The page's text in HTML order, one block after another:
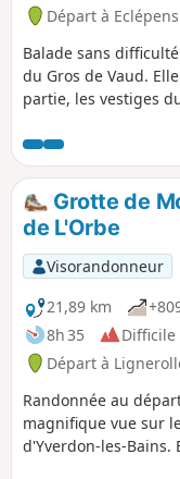
Départ à
Balade sans
du Gros de Vaud.
partie, les vestiges
du Rhône au 17e
suivant le Talent.
Grotte de
de L'Orbe
Visorandonneur
21,89 km
8h 35
Difficile
Départ à
Randonnée au
magnifique vue sur
d'Yverdon-les-Bains.